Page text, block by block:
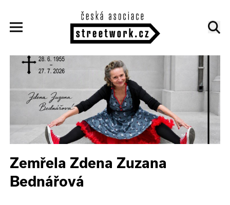
Zemřela Zdena Zuzana
Bednářová